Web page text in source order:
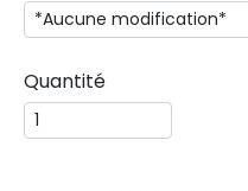
Quantité